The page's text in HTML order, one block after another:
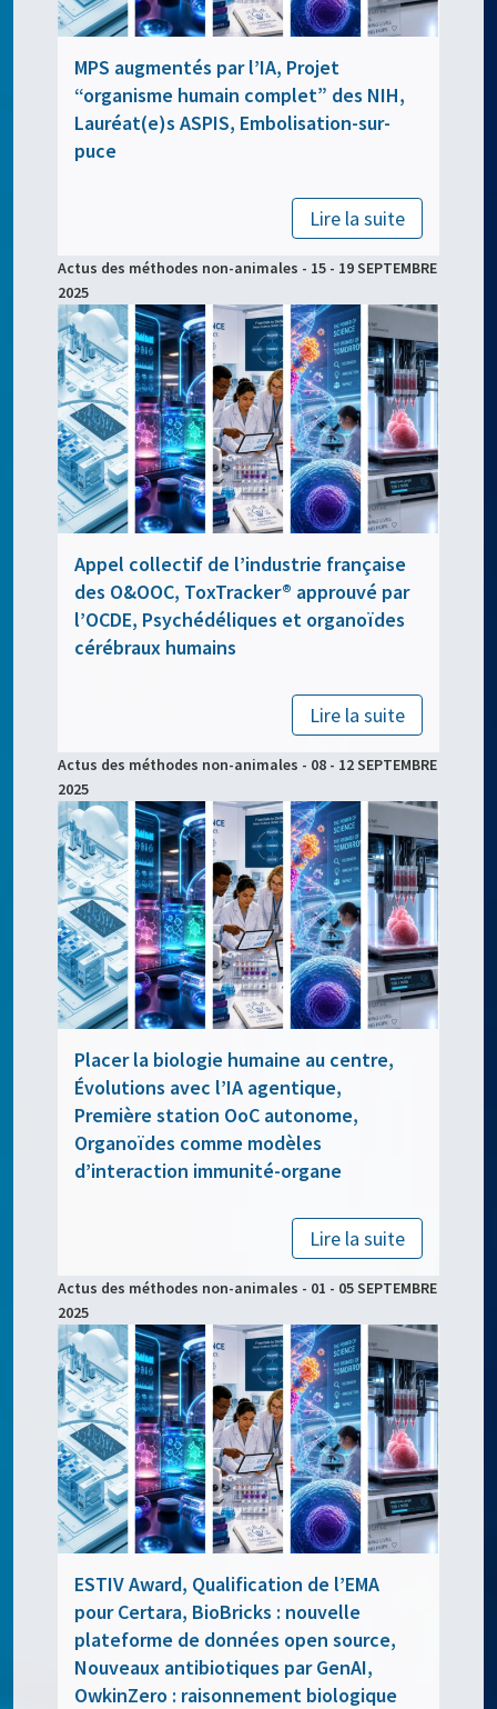
MPS augmentés par l’IA, Projet
“organisme humain complet” des NIH,
Lauréat(e)s ASPIS, Embolisation-sur-
puce
Lire la suite
Actus des méthodes non-animales - 15 - 19 SEPTEMBRE
2025
Appel collectif de l’industrie française
des O&OOC, ToxTracker® approuvé par
l’OCDE, Psychédéliques et organoïdes
cérébraux humains
Lire la suite
Actus des méthodes non-animales - 08 - 12 SEPTEMBRE
2025
Placer la biologie humaine au centre,
Évolutions avec l’IA agentique,
Première station OoC autonome,
Organoïdes comme modèles
d’interaction immunité-organe
Lire la suite
Actus des méthodes non-animales - 01 - 05 SEPTEMBRE
2025
ESTIV Award, Qualification de l’EMA
pour Certara, BioBricks : nouvelle
plateforme de données open source,
Nouveaux antibiotiques par GenAI,
OwkinZero : raisonnement biologique